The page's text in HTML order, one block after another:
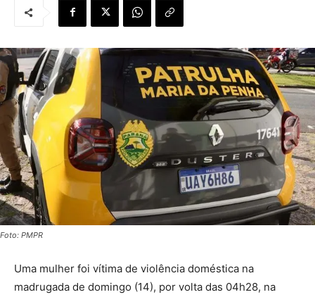
Foto: PMPR
Uma mulher foi vítima de violência doméstica na
madrugada de domingo (14), por volta das 04h28, na